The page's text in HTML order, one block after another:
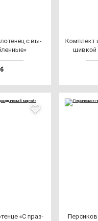
с вы­
Ком­плект
шив­кой
«С праз­